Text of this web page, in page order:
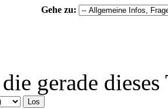
Gehe zu:
gerade